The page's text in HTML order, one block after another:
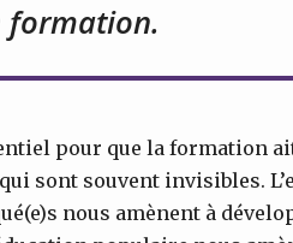
formation.
pour que la formation
sont souvent invisibles.
nous amènent à